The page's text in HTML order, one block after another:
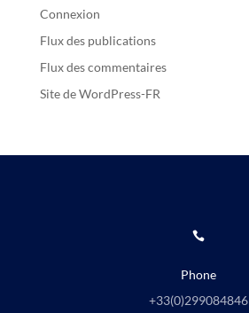
Connexion
Flux des publications
Flux des commentaires
Site de WordPress-FR

Phone
+33(0)299084846